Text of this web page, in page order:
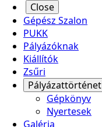
Close
Gépész Szalon
PUKK
Pályázóknak
Kiállítók
Zsűri
Pályázattörténet
Gépkönyv
Nyertesek
Galéria